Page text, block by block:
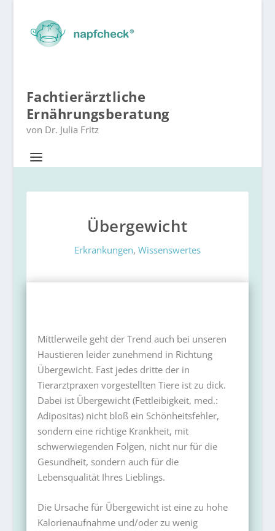
Fachtierärztliche
Ernährungsberatung
von Dr. Julia Fritz
Übergewicht
Erkrankungen, Wissenswertes
Mittlerweile geht der Trend auch bei unseren
Haustieren leider zunehmend in Richtung
Übergewicht. Fast jedes dritte der in
Tierarztpraxen vorgestellten Tiere ist zu dick.
Dabei ist Übergewicht (Fettleibigkeit, med.:
Adipositas) nicht bloß ein Schönheitsfehler,
sondern eine richtige Krankheit, mit
schwerwiegenden Folgen, nicht nur für die
Gesundheit, sondern auch für die
Lebensqualität Ihres Lieblings.
Die Ursache für Übergewicht ist eine zu hohe
Kalorienaufnahme und/oder zu wenig